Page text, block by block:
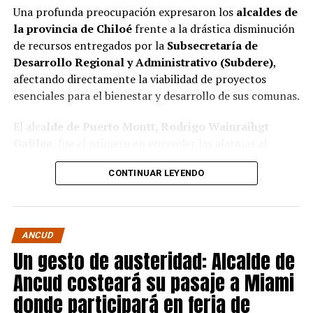
Una profunda preocupación expresaron los alcaldes de
la provincia de Chiloéfrente a la drástica disminución
de recursos entregados por la Subsecretaría de
Desarrollo Regional y Administrativo (Subdere),
afectando directamente la viabilidad de proyectos
esenciales para el bienestar y desarrollo de sus comunas.
El alca lde de Puerto Montt, Rodrigo Wainraihgt
denunciar públicamente que la Subdere no cuenta con
fondos para financiar iniciativas del Programa de
Mejoramiento de Barrios (PMB), a pesar de que muchas
ya estaban declaradas elegibles.
historia, la Subdere no tiene recursos para estos
programas fundamentales”, afirmó el edil de la capital
regional de Los Lagos.
Sus pares de Chiloé respaldaron sus declaraciones,
CONTINUAR LEYENDO
ANCUD
Un gesto de austeridad: Alcalde de
Ancud costeará su pasaje a Miami
donde participará en feria de